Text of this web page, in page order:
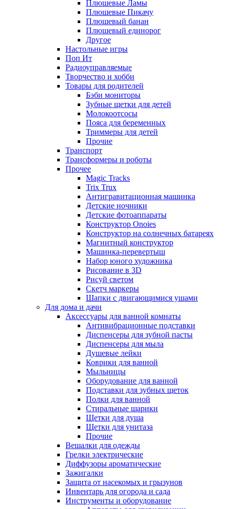
Плюшевые Ламы
Плюшевые Пикачу
Плюшевый банан
Плюшевый единорог
Другое
Настольные игры
Поп Ит
Радиоуправляемые
Творчество и хобби
Товары для родителей
Бэби мониторы
Зубные щетки для детей
Молокоотсосы
Пояса для беременных
Триммеры для детей
Прочие
Транспорт
Трансформеры и роботы
Прочее
Magic Tracks
Trix Trux
Антигравитационная машинка
Детские ночники
Детские фотоаппараты
Конструктор Onoies
Конструктор на солнечных батареях
Магнитный конструктор
Машинка-перевертыш
Набор юного художника
Рисование в 3D
Рисуй светом
Скетч маркеры
Шапки с двигающимися ушами
Для дома и дачи
Аксессуары для ванной комнаты
Антивибрационные подставки
Диспенсеры для зубной пасты
Диспенсеры для мыла
Душевые лейки
Коврики для ванной
Мыльницы
Оборудование для ванной
Подставки для зубных щеток
Полки для ванной
Стиральные шарики
Щетки для душа
Щетки для унитаза
Прочие
Вешалки для одежды
Грелки электрические
Диффузоры ароматические
Зажигалки
Защита от насекомых и грызунов
Инвентарь для огорода и сада
Инструменты и оборудование